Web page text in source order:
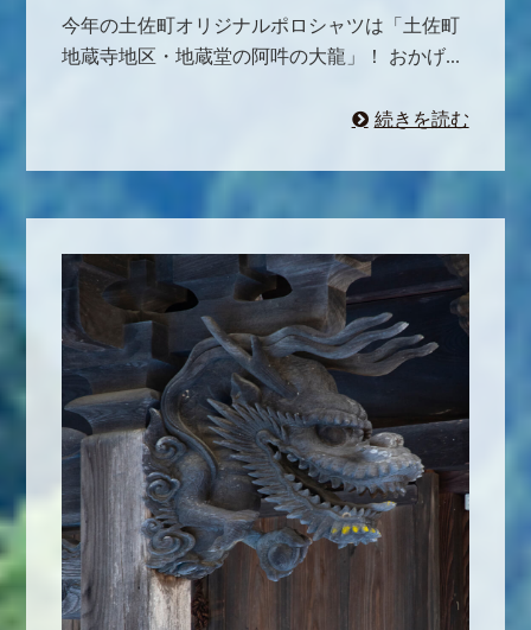
今年の土佐町オリジナルポロシャツは「土佐町
地蔵寺地区・地蔵堂の阿吽の大龍」！ おかげ...
続きを読む